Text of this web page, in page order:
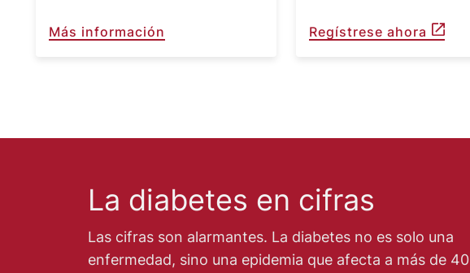
Más información Regístrese ahora
La diabetes en cifras
Las cifras son alarmantes. La diabetes no es solo una
enfermedad, sino una epidemia que afecta a más de 40